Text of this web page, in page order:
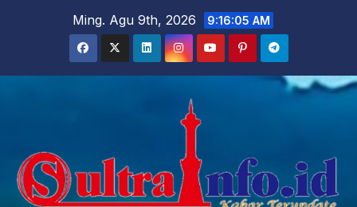
Ming. Agu 9th, 2026 9:16:06 AM